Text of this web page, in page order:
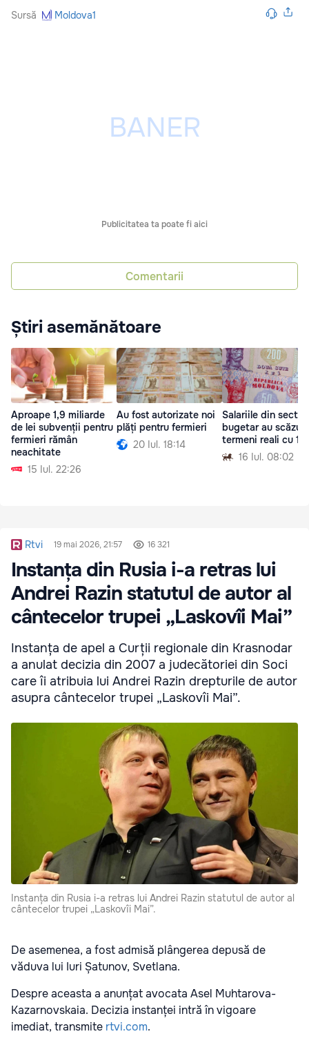
Sursă Moldova1
Publicitatea ta poate fi aici
Comentarii
Știri asemănătoare
Aproape 1,9 miliarde
de lei subvenții pentru
fermieri rămân
neachitate
15 Iul. 22:26
Au fost autorizate noi
plăți pentru fermieri
20 Iul. 18:14
Salariile din
bugetar au scăzut
termeni reali cu
16 Iul. 08:02
Rtvi 19 mai 2026, 21:57 16 321
Instanța din Rusia i-a retras lui
Andrei Razin statutul de autor al
cântecelor trupei „Laskovîi Mai”
Instanța de apel a Curții regionale din Krasnodar
a anulat decizia din 2007 a judecătoriei din Soci
care îi atribuia lui Andrei Razin drepturile de autor
asupra cântecelor trupei „Laskovîi Mai”.
Instanța din Rusia i-a retras lui Andrei Razin statutul de autor al
cântecelor trupei „Laskovîi Mai”.
De asemenea, a fost admisă plângerea depusă de
văduva lui Iuri Șatunov, Svetlana.
Despre aceasta a anunțat avocata Asel Muhtarova-
Kazarnovskaia. Decizia instanței intră în vigoare
imediat, transmite rtvi.com.